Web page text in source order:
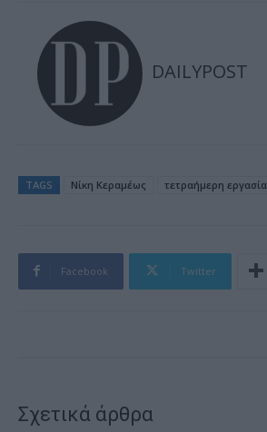
DAILYPOST
TAGS Νίκη Κεραμέως τετραήμερη εργασία
Facebook Twitter
Σχετικά άρθρα